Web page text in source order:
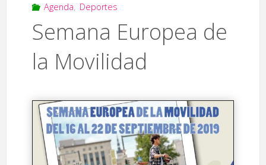
Agenda, Deportes
Semana Europea de
la Movilidad